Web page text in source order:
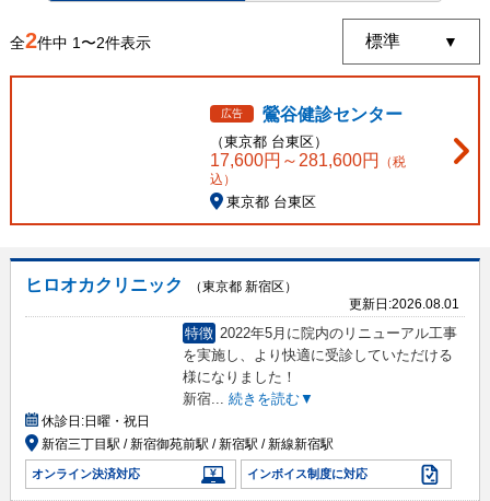
全2件中 1〜2件表示
広告 鶯谷健診センター
（東京都 台東区）
17,600円～281,600円
（税
込）
東京都 台東区
ヒロオカクリニック
（東京都 新宿区）
更新日:2026.08.01
特徴 2022年5月に院内のリニューアル工事
を実施し、より快適に受診していただける
様になりました！
新宿... 続きを読む▼
休診日:日曜・祝日
新宿三丁目駅 / 新宿御苑前駅 / 新宿駅 / 新線新宿駅
オンライン決済対応 インボイス制度に対応